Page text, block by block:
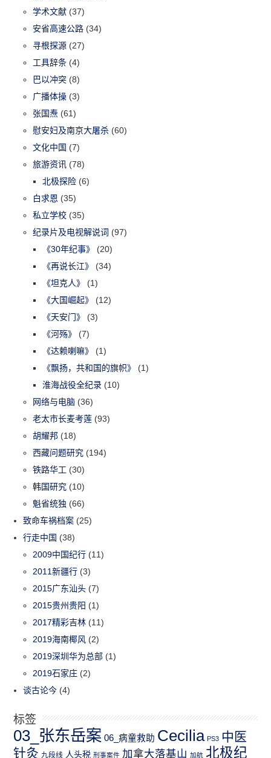
学术文献 (37)
安省高速公路 (34)
寻根探源 (27)
工具辞条 (4)
巴以冲突 (8)
广播体操 (3)
张国焘 (61)
慰安妇及南京大屠杀 (60)
文化中国 (7)
旅游资讯 (78)
北极探险 (6)
白求恩 (35)
私立学校 (35)
纪录片及电视解说词 (97)
《30年纪事》
(20)
《再说长江》
(34)
《坦克人》
(1)
《大国崛起》
(12)
《天安门》
(3)
《河殇》
(7)
《达赖喇嘛》
(1)
《飘扬，共和国的旗帜》
(1)
淮海战役全纪录 (10)
网络与电脑 (36)
老太市长麦考莲 (93)
胡耀邦 (18)
西藏问题研究 (194)
铁路华工 (30)
韩国研究 (10)
魁省统独 (66)
致命车祸档案 (25)
行走中国 (38)
2009中国纪行 (11)
2011新疆行 (3)
2015广东汕头 (7)
2015贵州贵阳 (1)
2017精彩吉林 (11)
2019海南椰风 (2)
2019深圳华为总部 (1)
2019石家庄 (2)
谈古论今 (4)
标签
03_张东岳案 06_病童救助 Cecilia PS3 中医
针灸 九段线 人头税 刑事案件 加拿大落基山 加航 北极纪